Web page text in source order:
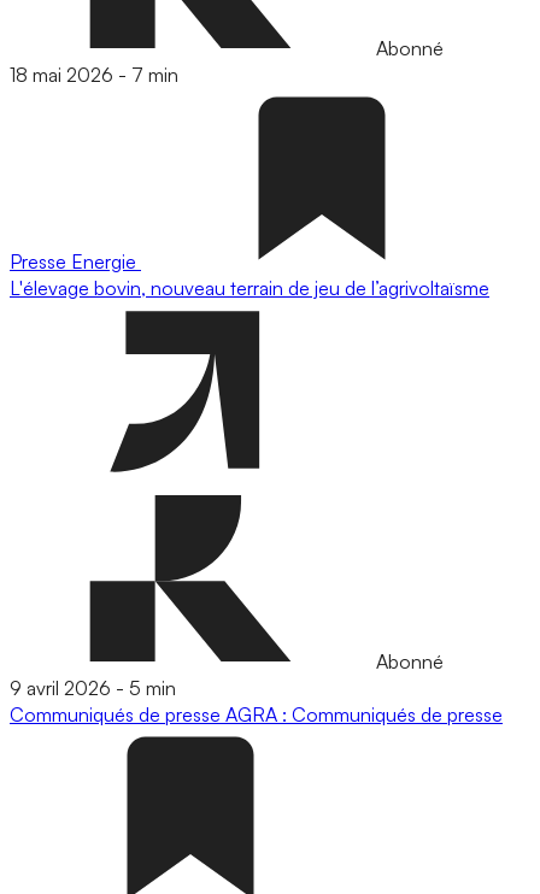
Abonné
18 mai 2026 - 7 min
Presse Energie
L'élevage bovin, nouveau terrain de jeu de l’agrivoltaïsme
Abonné
9 avril 2026 - 5 min
Communiqués de presse AGRA : Communiqués de presse